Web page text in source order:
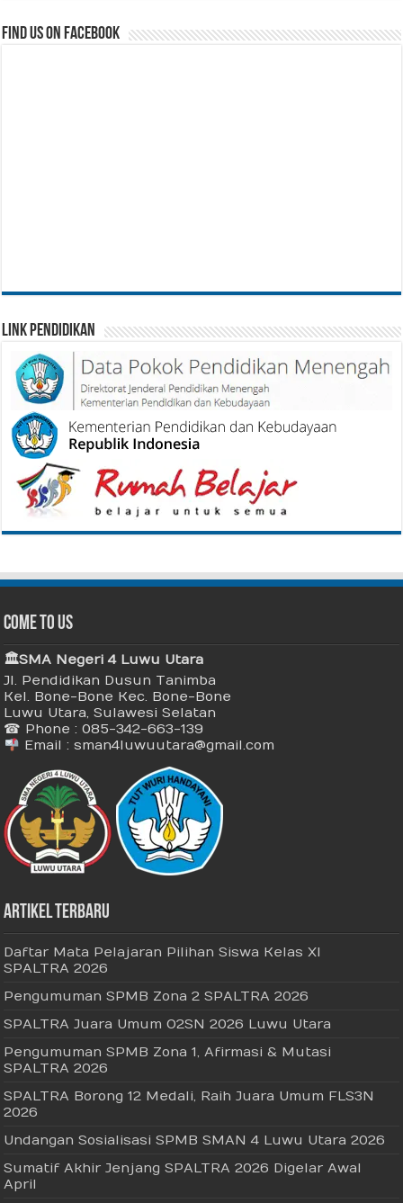
Find us on Facebook
Link Pendidikan
Come To Us
🏛 SMA Negeri 4 Luwu Utara
Jl. Pendidikan Dusun Tanimba
Kel. Bone-Bone Kec. Bone-Bone
Luwu Utara, Sulawesi Selatan
☎ Phone : 085-342-663-139
Email : sman4luwuutara@gmail.com
Artikel Terbaru
Daftar Mata Pelajaran Pilihan Siswa Kelas XI
SPALTRA 2026
Pengumuman SPMB Zona 2 SPALTRA 2026
SPALTRA Juara Umum O2SN 2026 Luwu Utara
Pengumuman SPMB Zona 1, Afirmasi & Mutasi
SPALTRA 2026
SPALTRA Borong 12 Medali, Raih Juara Umum FLS3N
2026
Undangan Sosialisasi SPMB SMAN 4 Luwu Utara 2026
Sumatif Akhir Jenjang SPALTRA 2026 Digelar Awal
April